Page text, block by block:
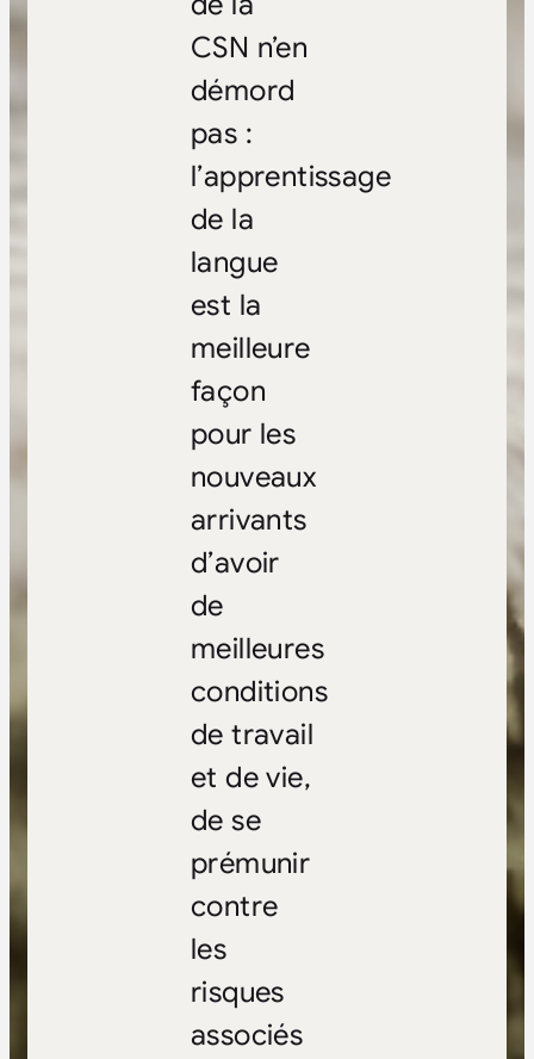
CSN n’en
démord
pas :
l’apprentissage
de la
langue
est la
meilleure
façon
pour les
nouveaux
arrivants
d’avoir
de
meilleures
conditions
de travail
et de vie,
de se
prémunir
contre
les
risques
associés